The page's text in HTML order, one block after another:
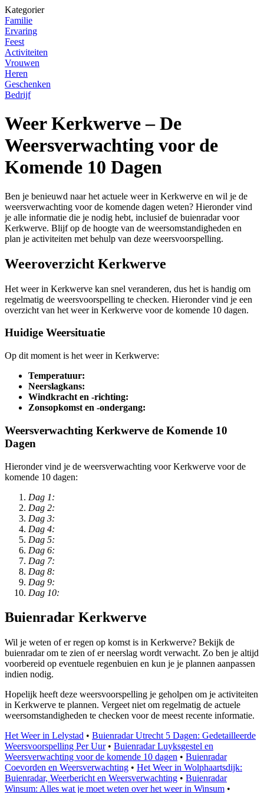
Kategorier
Familie
Ervaring
Feest
Activiteiten
Vrouwen
Heren
Geschenken
Bedrijf
Weer Kerkwerve – De
Weersverwachting voor de
Komende 10 Dagen
Ben je benieuwd naar het actuele weer in Kerkwerve en wil je de
weersverwachting voor de komende dagen weten? Hieronder vind
je alle informatie die je nodig hebt, inclusief de buienradar voor
Kerkwerve. Blijf op de hoogte van de weersomstandigheden en
plan je activiteiten met behulp van deze weersvoorspelling.
Weeroverzicht Kerkwerve
Het weer in Kerkwerve kan snel veranderen, dus het is handig om
regelmatig de weersvoorspelling te checken. Hieronder vind je een
overzicht van het weer in Kerkwerve voor de komende 10 dagen.
Huidige Weersituatie
Op dit moment is het weer in Kerkwerve:
Temperatuur:
Neerslagkans:
Windkracht en -richting:
Zonsopkomst en -ondergang:
Weersverwachting Kerkwerve de Komende 10
Dagen
Hieronder vind je de weersverwachting voor Kerkwerve voor de
komende 10 dagen:
Dag 1:
Dag 2:
Dag 3:
Dag 4:
Dag 5:
Dag 6:
Dag 7:
Dag 8:
Dag 9:
Dag 10:
Buienradar Kerkwerve
Wil je weten of er regen op komst is in Kerkwerve? Bekijk de
buienradar om te zien of er neerslag wordt verwacht. Zo ben je altijd
voorbereid op eventuele regenbuien en kun je je plannen aanpassen
indien nodig.
Hopelijk heeft deze weersvoorspelling je geholpen om je activiteiten
in Kerkwerve te plannen. Vergeet niet om regelmatig de actuele
weersomstandigheden te checken voor de meest recente informatie.
Het Weer in Lelystad • Buienradar Utrecht 5 Dagen: Gedetailleerde
Weersvoorspelling Per Uur• Buienradar Luyksgestel en
Weersverwachting voor de komende 10 dagen • Buienradar
Coevorden en Weersverwachting • Het Weer in Wolphaartsdijk:
Buienradar, Weerbericht en Weersverwachting • Buienradar
Winsum: Alles wat je moet weten over het weer in Winsum •